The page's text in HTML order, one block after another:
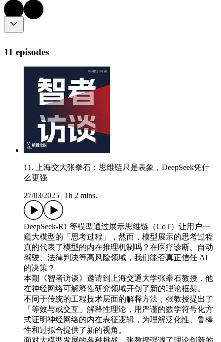
11 episodes
11. 上海交大张拳石：思维链只是表象，DeepSeek凭什
么更强
27/03/2025 1h 2 mins.
DeepSeek-R1 等模型通过展示思维链（CoT）让用户一
窥大模型的「思考过程」，然而，模型展示的思考过程
真的代表了模型的内在推理机制吗？在医疗诊断、自动
驾驶、法律判决等高风险领域，我们能否真正信任 AI
的决策？
本期《智者访谈》邀请到上海交通大学张拳石教授，他
在神经网络可解释性研究领域开创了新的理论框架。
不同于传统的工程技术层面的解释方法，张教授提出了
「等效与或交互」解释性理论，用严谨的数学符号化方
式证明神经网络的内在表征逻辑，为理解泛化性、鲁棒
性和过拟合提供了新的视角。